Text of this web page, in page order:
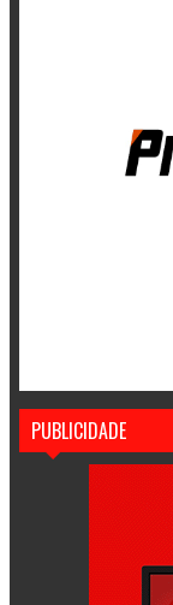
PUBLICIDADE